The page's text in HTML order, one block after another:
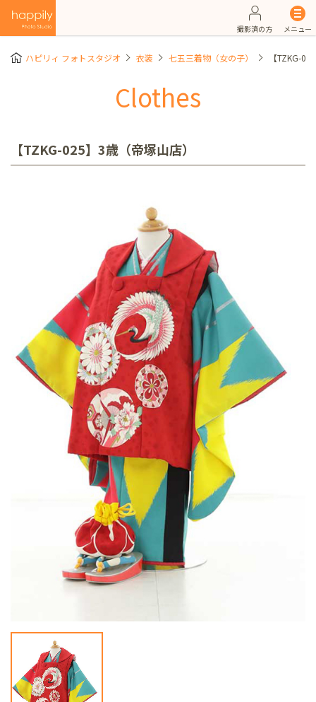
撮影済の方 メニュー
ハピリィ フォトスタジオ 衣装 七五三着物（女の子） 【TZKG-
Clothes
【TZKG-025】3歳（帝塚山店）